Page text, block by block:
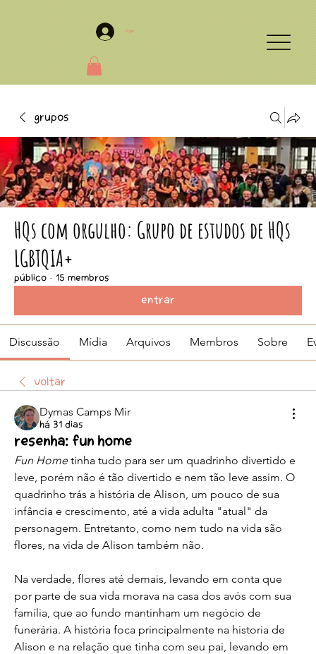
Login
Grupos
HQs com orgulho: Grupo de estudos de HQs
LGBTQIA+
Público · 15 membros
Entrar
Discussão Mídia Arquivos Membros Sobre
Voltar
Dymas Camps Mir
há 31 dias
Resenha: Fun Home
Fun Home tinha tudo para ser um quadrinho divertido e
leve, porém não é tão divertido e nem tão leve assim. O
quadrinho trás a história de Alison, um pouco de sua
infância e crescimento, até a vida adulta "atual" da
personagem. Entretanto, como nem tudo na vida são
flores, na vida de Alison também não.
Na verdade, flores até demais, levando em conta que
por parte de sua vida morava na casa dos avós com sua
família, que ao fundo mantinham um negócio de
funerária. A história foca principalmente na historia de
Alison e na relação que tinha com seu pai, levando em